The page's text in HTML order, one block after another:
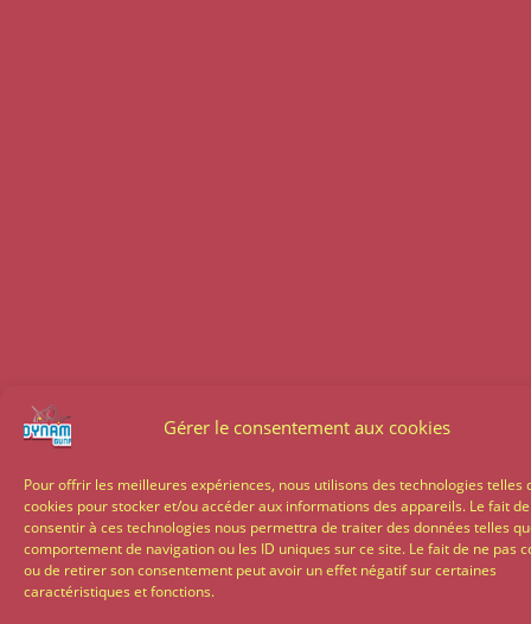
Gérer le consentement aux cookies
Pour offrir les meilleures expériences, nous utilisons des technologies telles
cookies pour stocker et/ou accéder aux informations des appareils. Le fait de
consentir à ces technologies nous permettra de traiter des données telles
comportement de navigation ou les ID uniques sur ce site. Le fait de ne pas
ou de retirer son consentement peut avoir un effet négatif sur certaines
caractéristiques et fonctions.